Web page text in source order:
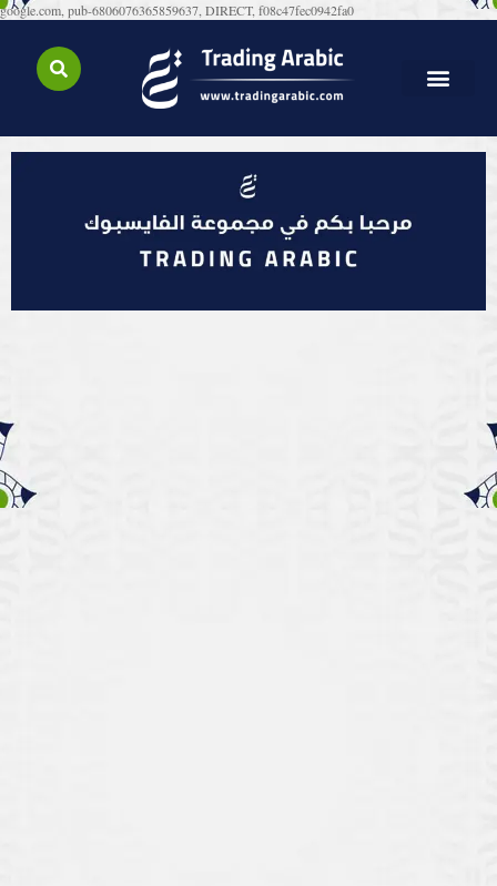
google.com, pub-6806076365859637, DIRECT, f08c47fec0942fa0